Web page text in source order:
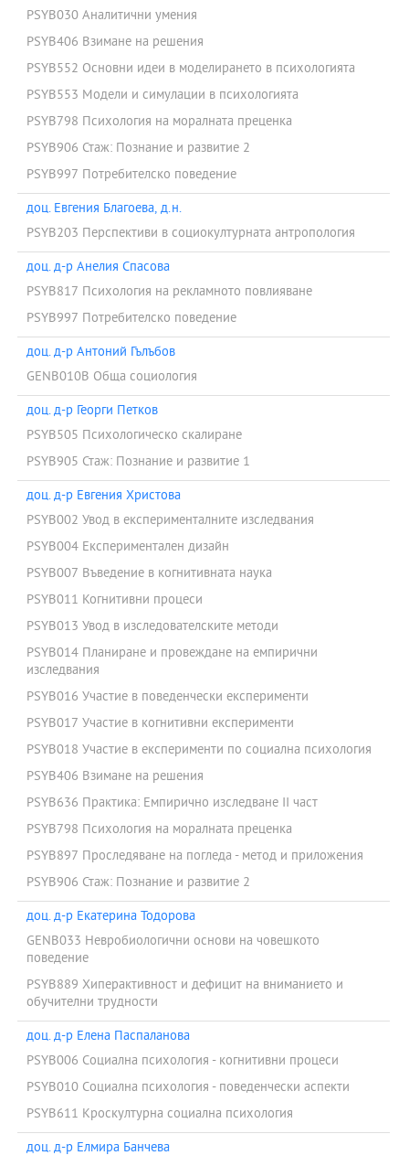
PSYB030 Аналитични умения
PSYB406 Взимане на решения
PSYB552 Основни идеи в моделирането в психологията
PSYB553 Модели и симулации в психологията
PSYB798 Психология на моралната преценка
PSYB906 Стаж: Познание и развитие 2
PSYB997 Потребителско поведение
доц. Евгения Благоева, д.н.
PSYB203 Перспективи в социокултурната антропология
доц. д-р Анелия Спасова
PSYB817 Психология на рекламното повлияване
PSYB997 Потребителско поведение
доц. д-р Антоний Гълъбов
GENB010B Обща социология
доц. д-р Георги Петков
PSYB505 Психологическо скалиране
PSYB905 Стаж: Познание и развитие 1
доц. д-р Евгения Христова
PSYB002 Увод в експерименталните изследвания
PSYB004 Експериментален дизайн
PSYB007 Въведение в когнитивната наука
PSYB011 Когнитивни процеси
PSYB013 Увод в изследователските методи
PSYB014 Планиране и провеждане на емпирични
изследвания
PSYB016 Участие в поведенчески експерименти
PSYB017 Участие в когнитивни експерименти
PSYB018 Участие в експерименти по социална психология
PSYB406 Взимане на решения
PSYB636 Практика: Емпирично изследване ІІ част
PSYB798 Психология на моралната преценка
PSYB897 Проследяване на погледа - метод и приложения
PSYB906 Стаж: Познание и развитие 2
доц. д-р Екатерина Тодорова
GENB033 Невробиологични основи на човешкото
поведение
PSYB889 Хиперактивност и дефицит на вниманието и
обучителни трудности
доц. д-р Елена Паспаланова
PSYB006 Социална психология - когнитивни процеси
PSYB010 Социална психология - поведенчески аспекти
PSYB611 Кроскултурна социална психология
доц. д-р Елмира Банчева